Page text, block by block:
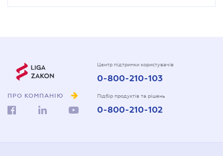
ПРО КОМПАНІЮ
Центр підтримки користувачів
0-800-210-103
Підбір продуктів та рішень
0-800-210-102